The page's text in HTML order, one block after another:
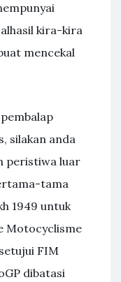
kira-kira
mencekal
silakan anda
peristiwa luar
tama
1949 untuk
Motocyclisme
FIM
dibatasi